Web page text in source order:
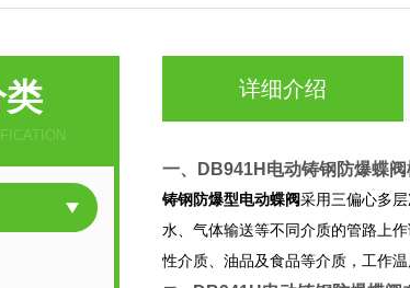
详细介绍
一、 DB941H电动铸钢防爆蝶阀
铸钢防爆型电动蝶阀采用三偏心多
水、气体输送等不同介质的管路上
性介质、油品及食品等介质，工作温